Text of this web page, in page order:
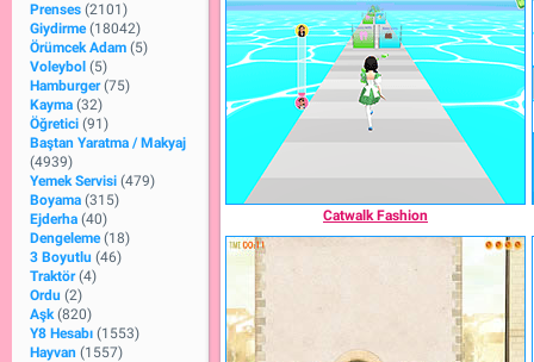
Prenses (2101)
Giydirme (18042)
Örümcek Adam (5)
Voleybol (5)
Hamburger (75)
Kayma (32)
Öğretici (91)
Baştan Yaratma / Makyaj
(4939)
Yemek Servisi (479)
Boyama (315)
Ejderha (40)
Dengeleme (18)
3 Boyutlu (46)
Traktör (4)
Ordu (2)
Aşk (820)
Y8 Hesabı (1553)
Hayvan (1557)
Catwalk Fashion